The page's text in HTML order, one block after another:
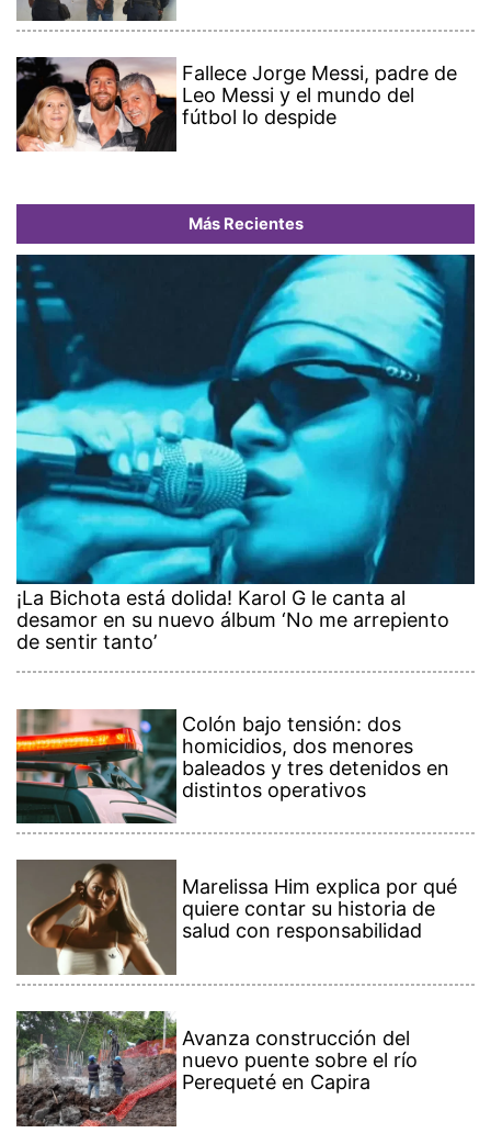
Fallece Jorge Messi, padre de
Leo Messi y el mundo del
fútbol lo despide
Más Recientes
¡La Bichota está dolida! Karol G le canta al
desamor en su nuevo álbum ‘No me arrepiento
de sentir tanto’
Colón bajo tensión: dos
homicidios, dos menores
baleados y tres detenidos en
distintos operativos
Marelissa Him explica por qué
quiere contar su historia de
salud con responsabilidad
Avanza construcción del
nuevo puente sobre el río
Perequeté en Capira